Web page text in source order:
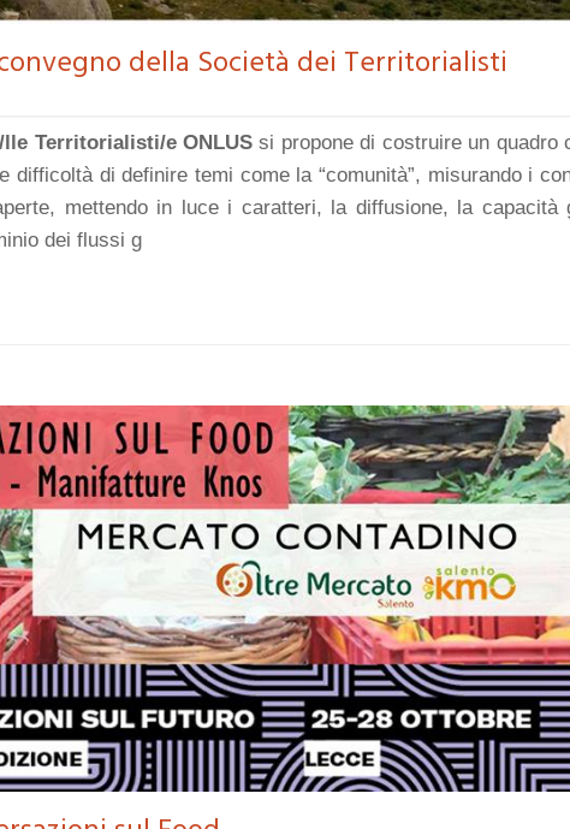
della Società dei Territorialisti
Territorialisti/e ONLUS si propone di costruire un quadro
difficoltà di definire temi come la “comunità”, misurando i
mettendo in luce i caratteri, la diffusione, la capacità
dei flussi g